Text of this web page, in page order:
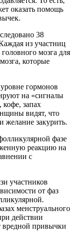
оказать помощь
38
из участниц
мозга для
которые
гормонов
на «сигналы
запах
видят, что
желание закурить.
фазе
реакцию на
с
участников
от фаз
менструального
действии
вредной привычки